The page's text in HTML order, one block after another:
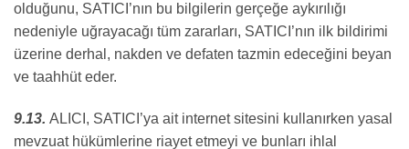
olduğunu, SATICI’nın bu bilgilerin gerçeğe aykırılığı
nedeniyle uğrayacağı tüm zararları, SATICI’nın ilk bildirimi
üzerine derhal, nakden ve defaten tazmin edeceğini beyan
ve taahhüt eder.
9.13. ALICI, SATICI’ya ait internet sitesini kullanırken yasal
mevzuat hükümlerine riayet etmeyi ve bunları ihlal